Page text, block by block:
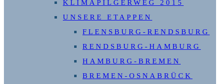
KLIMAPILGERWEG 2015
UNSERE ETAPPEN
FLENSBURG-RENDSBURG
RENDSBURG-HAMBURG
HAMBURG-BREMEN
BREMEN-OSNABRÜCK